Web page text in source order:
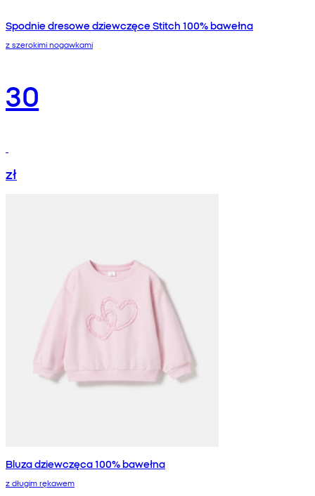
Spodnie dresowe dziewczęce Stitch 100% bawełna
z szerokimi nogawkami
30
zł
Bluza dziewczęca 100% bawełna
z długim rękawem